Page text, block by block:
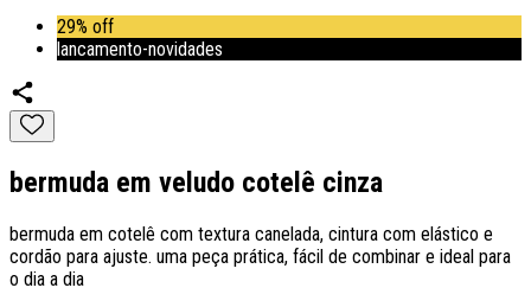
29% off
lancamento-novidades
bermuda em veludo cotelê cinza
bermuda em cotelê com textura canelada, cintura com elástico e
cordão para ajuste. uma peça prática, fácil de combinar e ideal para
o dia a dia